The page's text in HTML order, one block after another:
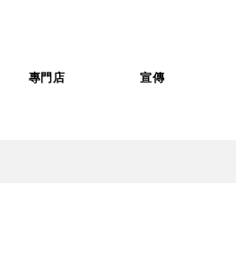
專門店 宣傳